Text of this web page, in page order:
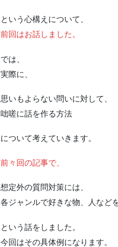
という心構えについて、
前回はお話しました。
では、
実際に、
思いもよらない問いに対して、
咄嗟に話を作る方法
について考えていきます。
前々回の記事で、
想定外の質問対策には、
各ジャンルで好きな物、人など
という話をしました。
今回はその具体例になります。